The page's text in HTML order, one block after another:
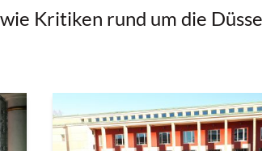
Kritiken rund um die